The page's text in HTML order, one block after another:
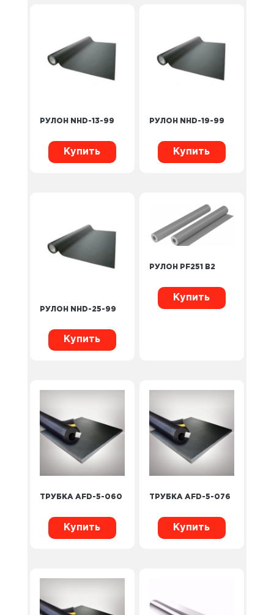
РУЛОН NHD-13-99
Купить
РУЛОН NHD-19-99
Купить
РУЛОН NHD-25-99
Купить
РУЛОН PF251 B2
Купить
ТРУБКА AFD-5-060
Купить
ТРУБКА AFD-5-076
Купить